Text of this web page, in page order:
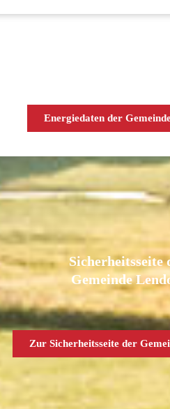
Energiedaten der
Sicherheitsseite
Gemeinde
Zur Sicherheitsseite der